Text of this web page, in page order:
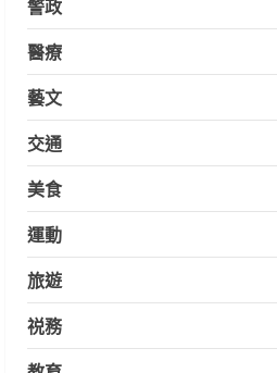
醫療
藝文
交通
美食
運動
旅遊
祱務